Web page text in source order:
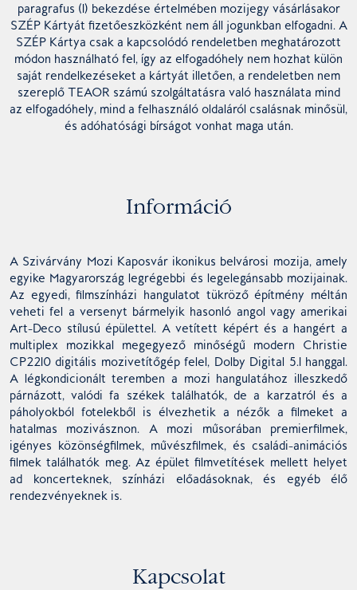
paragrafus (1) bekezdése értelmében mozijegy vásárlásakor
SZÉP Kártyát fizetőeszközként nem áll jogunkban elfogadni. A
SZÉP Kártya csak a kapcsolódó rendeletben meghatározott
módon használható fel, így az elfogadóhely nem hozhat külön
saját rendelkezéseket a kártyát illetően, a rendeletben nem
szereplő TEAOR számú szolgáltatásra való használata mind
az elfogadóhely, mind a felhasználó oldaláról csalásnak minősül,
és adóhatósági bírságot vonhat maga után.
Információ
A Szivárvány Mozi Kaposvár ikonikus belvárosi mozija, amely
egyike Magyarország legrégebbi és legelegánsabb mozijainak.
Az egyedi, filmszínházi hangulatot tükröző építmény méltán
veheti fel a versenyt bármelyik hasonló angol vagy amerikai
Art-Deco stílusú épülettel. A vetített képért és a hangért a
multiplex mozikkal megegyező minőségű modern Christie
CP2210 digitális mozivetítőgép felel, Dolby Digital 5.1 hanggal.
A légkondicionált teremben a mozi hangulatához illeszkedő
párnázott, valódi fa székek találhatók, de a karzatról és a
páholyokból fotelekből is élvezhetik a nézők a filmeket a
hatalmas mozivásznon. A mozi műsorában premierfilmek,
igényes közönségfilmek, művészfilmek, és családi-animációs
filmek találhatók meg. Az épület filmvetítések mellett helyet
ad koncerteknek, színházi előadásoknak, és egyéb élő
rendezvényeknek is.
Kapcsolat